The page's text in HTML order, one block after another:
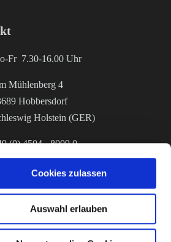
Cookies zulassen
Auswahl erlauben
Fr 7.30-16.00 Uhr
Mühlenberg 4
Hobbersdorf
Holstein (GER)
(0) 4504 - 8009 0
(0) 4504 - 8009 70
hobbersdorf.de